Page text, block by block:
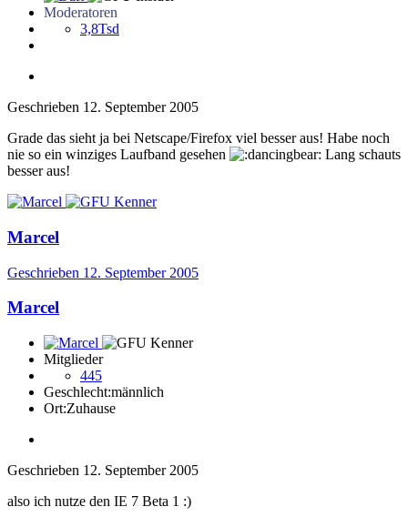
Moderatoren
3,8Tsd
Geschrieben 12. September 2005
Grade das sieht ja bei Netscape/Firefox viel besser aus! Habe noch
nie so ein winziges Laufband gesehen
Lang schauts
besser aus!
Marcel
Geschrieben 12. September 2005
Marcel
Mitglieder
445
Geschlecht:männlich
Ort:Zuhause
Geschrieben 12. September 2005
also ich nutze den IE 7 Beta 1 :)